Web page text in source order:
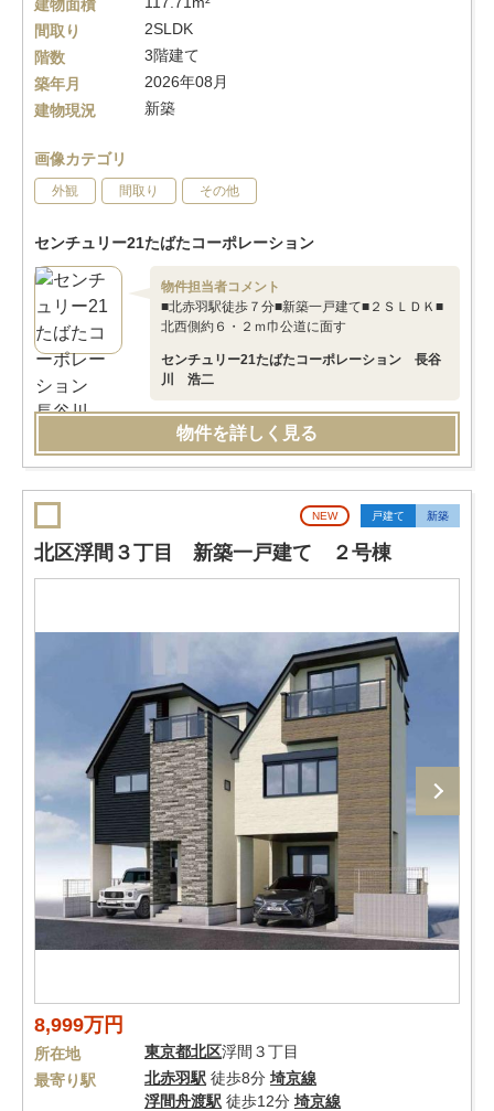
建物面積
間取り
2SLDK
階数
3階建て
築年月
2026年08月
建物現況
新築
画像カテゴリ
外観 間取り その他
センチュリー21たばたコーポレーション
物件担当者コメント
■北赤羽駅徒歩７分■新築一戸建て■２ＳＬＤＫ■
北西側約６・２ｍ巾公道に面す
センチュリー21たばたコーポレーション 長谷
川 浩二
物件を詳しく見る
NEW 戸建て 新築
北区浮間３丁目 新築一戸建て ２号棟
8,999万円
所在地 東京都北区浮間３丁目
最寄り駅
北赤羽駅 徒歩8分 埼京線
浮間舟渡駅 徒歩12分 埼京線